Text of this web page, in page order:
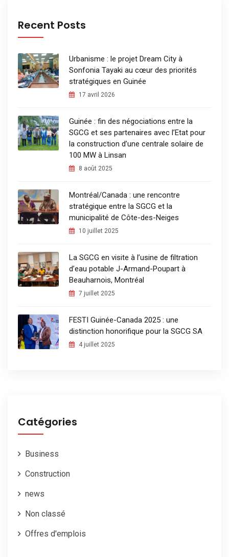
Recent Posts
Urbanisme : le projet Dream City à
Sonfonia Tayaki au cœur des priorités
stratégiques en Guinée
17 avril 2026
Guinée : fin des négociations entre la
SGCG et ses partenaires avec l’Etat pour
la construction d’une centrale solaire de
100 MW à Linsan
8 août 2025
Montréal/Canada : une rencontre
stratégique entre la SGCG et la
municipalité de Côte-des-Neiges
10 juillet 2025
La SGCG en visite à l’usine de filtration
d’eau potable J-Armand-Poupart à
Beauharnois, Montréal
7 juillet 2025
FESTI Guinée-Canada 2025 : une
distinction honorifique pour la SGCG SA
4 juillet 2025
Catégories
Business
Construction
news
Non classé
Offres d'emplois